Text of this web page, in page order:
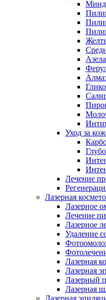
Уход за
Лечение
Лазерная
Лазерное
Лечение
Лазерное
Удаление
Лазерная
Лазерная
Лазерный
Лазерная
Лазерная